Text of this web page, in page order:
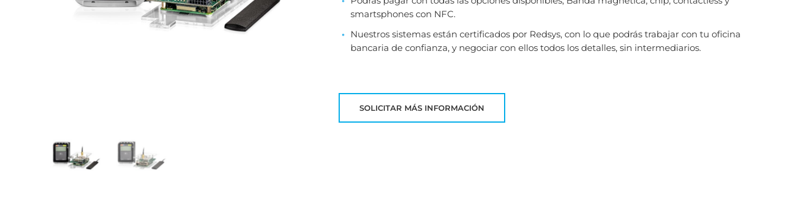
smartsphones con NFC.
Nuestros sistemas están certificados por Redsys, con lo que podrás trabajar con tu oficina
bancaria de confianza, y negociar con ellos todos los detalles, sin intermediarios.
SOLICITAR MÁS INFORMACIÓN